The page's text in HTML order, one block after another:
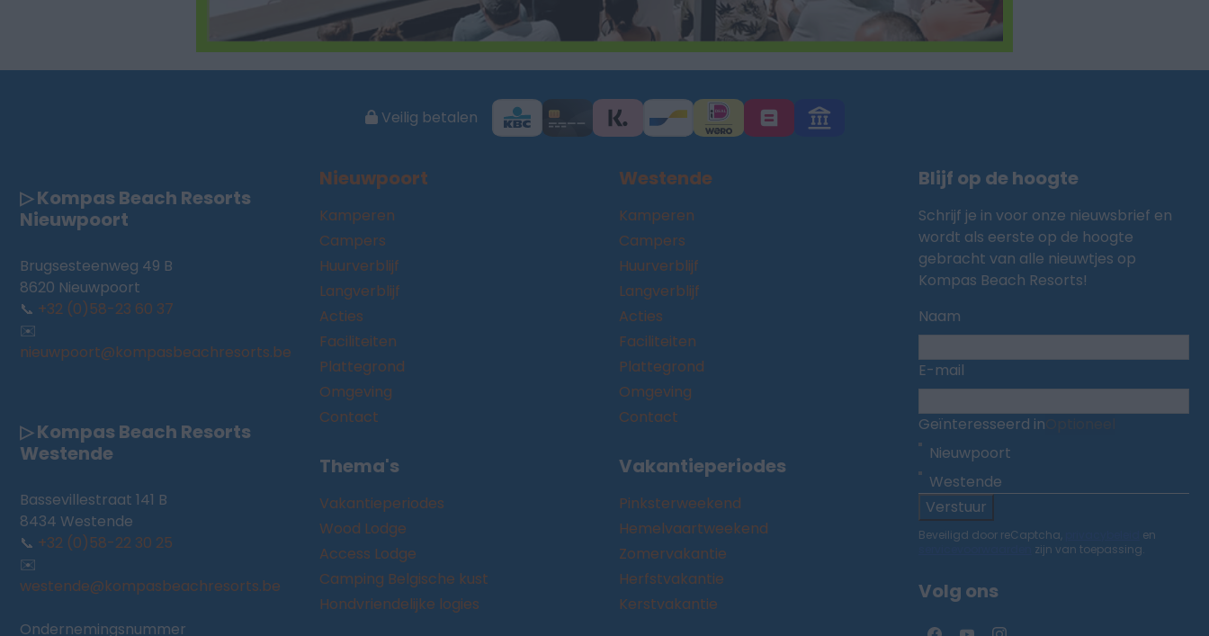
Veilig betalen
▷ Kompas Beach Resorts
Nieuwpoort
Brugsesteenweg 49 B
8620 Nieuwpoort
📞 +32 (0)58-23 60 37
✉️
nieuwpoort@kompasbeachresorts.be
▷ Kompas Beach Resorts
Westende
Bassevillestraat 141 B
8434 Westende
📞 +32 (0)58-22 30 25
✉️
westende@kompasbeachresorts.be
Ondernemingsnummer
Nieuwpoort
Kamperen
Campers
Huurverblijf
Langverblijf
Acties
Faciliteiten
Plattegrond
Omgeving
Contact
Thema's
Vakantieperiodes
Wood Lodge
Access Lodge
Camping Belgische kust
Hondvriendelijke logies
Westende
Kamperen
Campers
Huurverblijf
Langverblijf
Acties
Faciliteiten
Plattegrond
Omgeving
Contact
Vakantieperiodes
Pinksterweekend
Hemelvaartweekend
Zomervakantie
Herfstvakantie
Kerstvakantie
Blijf op de hoogte
Schrijf je in voor onze nieuwsbrief en
wordt als eerste op de hoogte
gebracht van alle nieuwtjes op
Kompas Beach Resorts!
Naam
E-mail
Geïnteresseerd in
Nieuwpoort
Westende
Verstuur
Beveiligd door reCaptcha,
en
zijn van toepassing.
Volg ons